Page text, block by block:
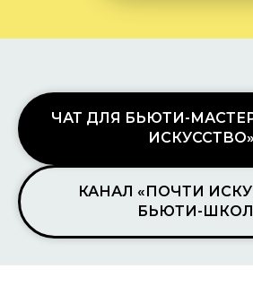
ЧАТ ДЛЯ БЬЮТИ-
ИСКУССТВО»
КАНАЛ «ПОЧТИ
БЬЮТИ-